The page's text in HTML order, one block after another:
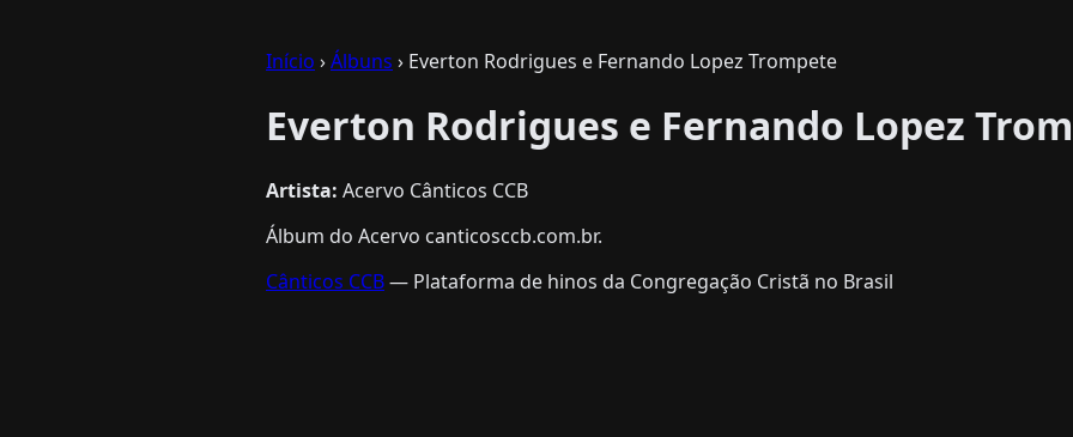
Início ›Álbuns › Everton Rodrigues e Fernando Lopez Trompete
Everton Rodrigues e Fernando Lopez
Artista: Acervo Cânticos CCB
Álbum do Acervo canticosccb.com.br.
Cânticos CCB— Plataforma de hinos da Congregação Cristã no Brasil